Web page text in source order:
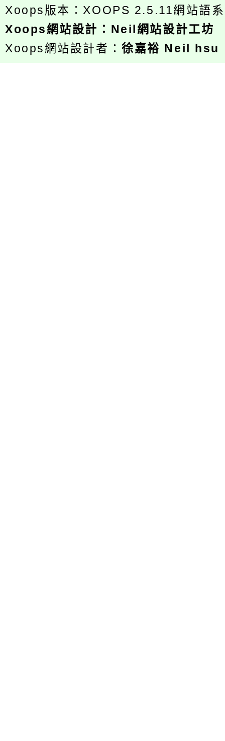
Xoops版本： XOOPS 2.5.11網站語
Xoops網站設計 ： Neil網站設計工坊
Xoops網站設計者：徐嘉裕 Neil hsu